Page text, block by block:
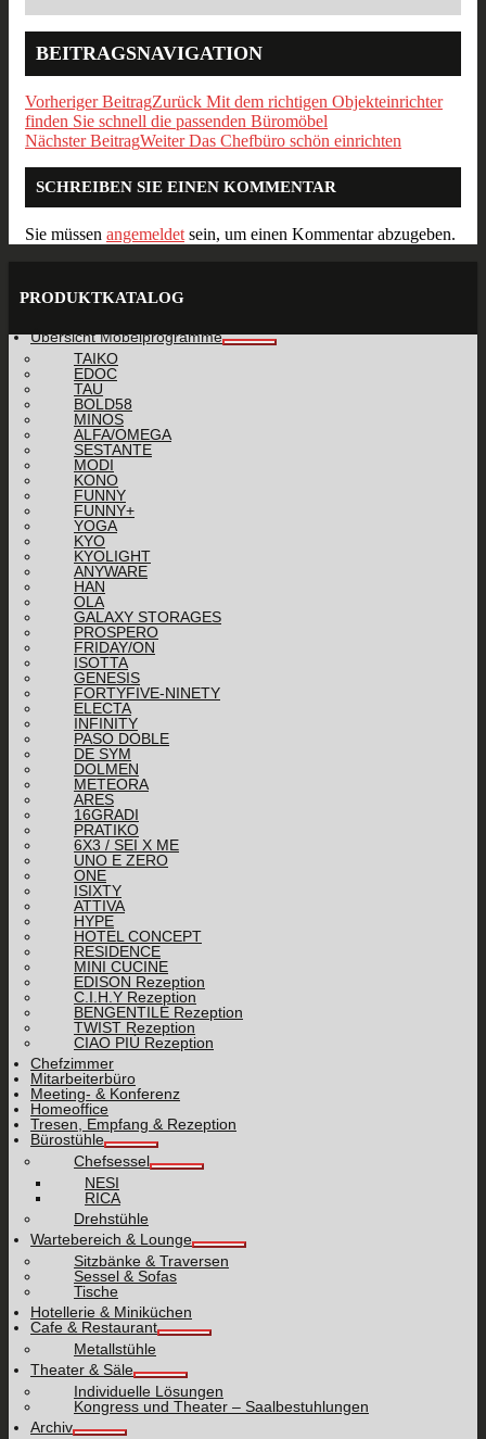
BEITRAGSNAVIGATION
Vorheriger BeitragZurück Mit dem richtigen Objekteinrichter
finden Sie schnell die passenden Büromöbel
Nächster BeitragWeiter Das Chefbüro schön einrichten
SCHREIBEN SIE EINEN KOMMENTAR
Sie müssen angemeldet sein, um einen Kommentar abzugeben.
PRODUKTKATALOG
Übersicht Möbelprogramme
TAIKO
EDOC
TAU
BOLD58
MINOS
ALFA/OMEGA
SESTANTE
MODI
KONO
FUNNY
FUNNY+
YOGA
KYO
KYOLIGHT
ANYWARE
HAN
OLA
GALAXY STORAGES
PROSPERO
FRIDAY/ON
ISOTTA
GENESIS
FORTYFIVE-NINETY
ELECTA
INFINITY
PASO DOBLE
DE SYM
DOLMEN
METEORA
ARES
16GRADI
PRATIKO
6X3 / SEI X ME
UNO E ZERO
ONE
ISIXTY
ATTIVA
HYPE
HOTEL CONCEPT
RESIDENCE
MINI CUCINE
EDISON Rezeption
C.I.H.Y Rezeption
BENGENTILE Rezeption
TWIST Rezeption
CIAO PIÙ Rezeption
Chefzimmer
Mitarbeiterbüro
Meeting- & Konferenz
Homeoffice
Tresen, Empfang & Rezeption
Bürostühle
Chefsessel
NESI
RICA
Drehstühle
Wartebereich & Lounge
Sitzbänke & Traversen
Sessel & Sofas
Tische
Hotellerie & Miniküchen
Cafe & Restaurant
Metallstühle
Theater & Säle
Individuelle Lösungen
Kongress und Theater – Saalbestuhlungen
Archiv